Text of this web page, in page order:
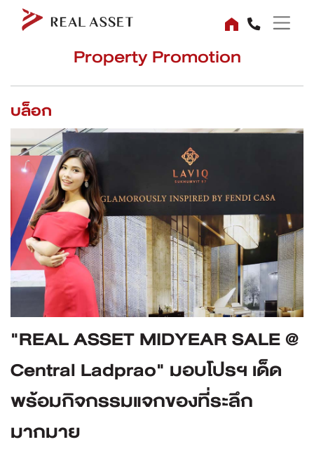
Property Promotion
บล็อก
"REAL ASSET MIDYEAR SALE @
Central Ladprao" มอบโปรฯ เด็ด
พร้อมกิจกรรมแจกของที่ระลึก
มากมาย